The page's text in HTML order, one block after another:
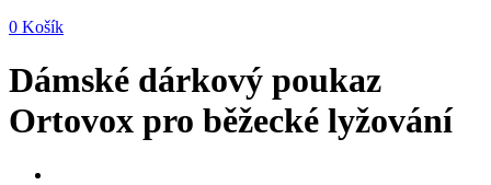
0 Košík
Dámské dárkový poukaz
Ortovox pro běžecké lyžování